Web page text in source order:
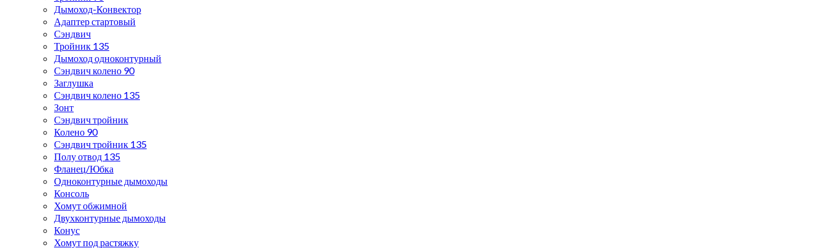
Дымоход-Конвектор
Адаптер стартовый
Сэндвич
Тройник 135
Дымоход одноконтурный
Сэндвич колено 90
Заглушка
Сэндвич колено 135
Зонт
Сэндвич тройник
Колено 90
Сэндвич тройник 135
Полу отвод 135
Фланец/Юбка
Одноконтурные дымоходы
Консоль
Хомут обжимной
Двухконтурные дымоходы
Конус
Хомут под растяжку